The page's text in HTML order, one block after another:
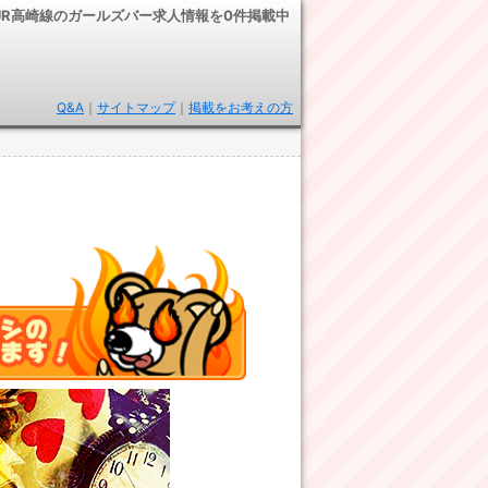
高崎線のガールズバー求人情報を0件掲載中
Q&A ｜ サイトマップ｜ 掲載をお考えの方